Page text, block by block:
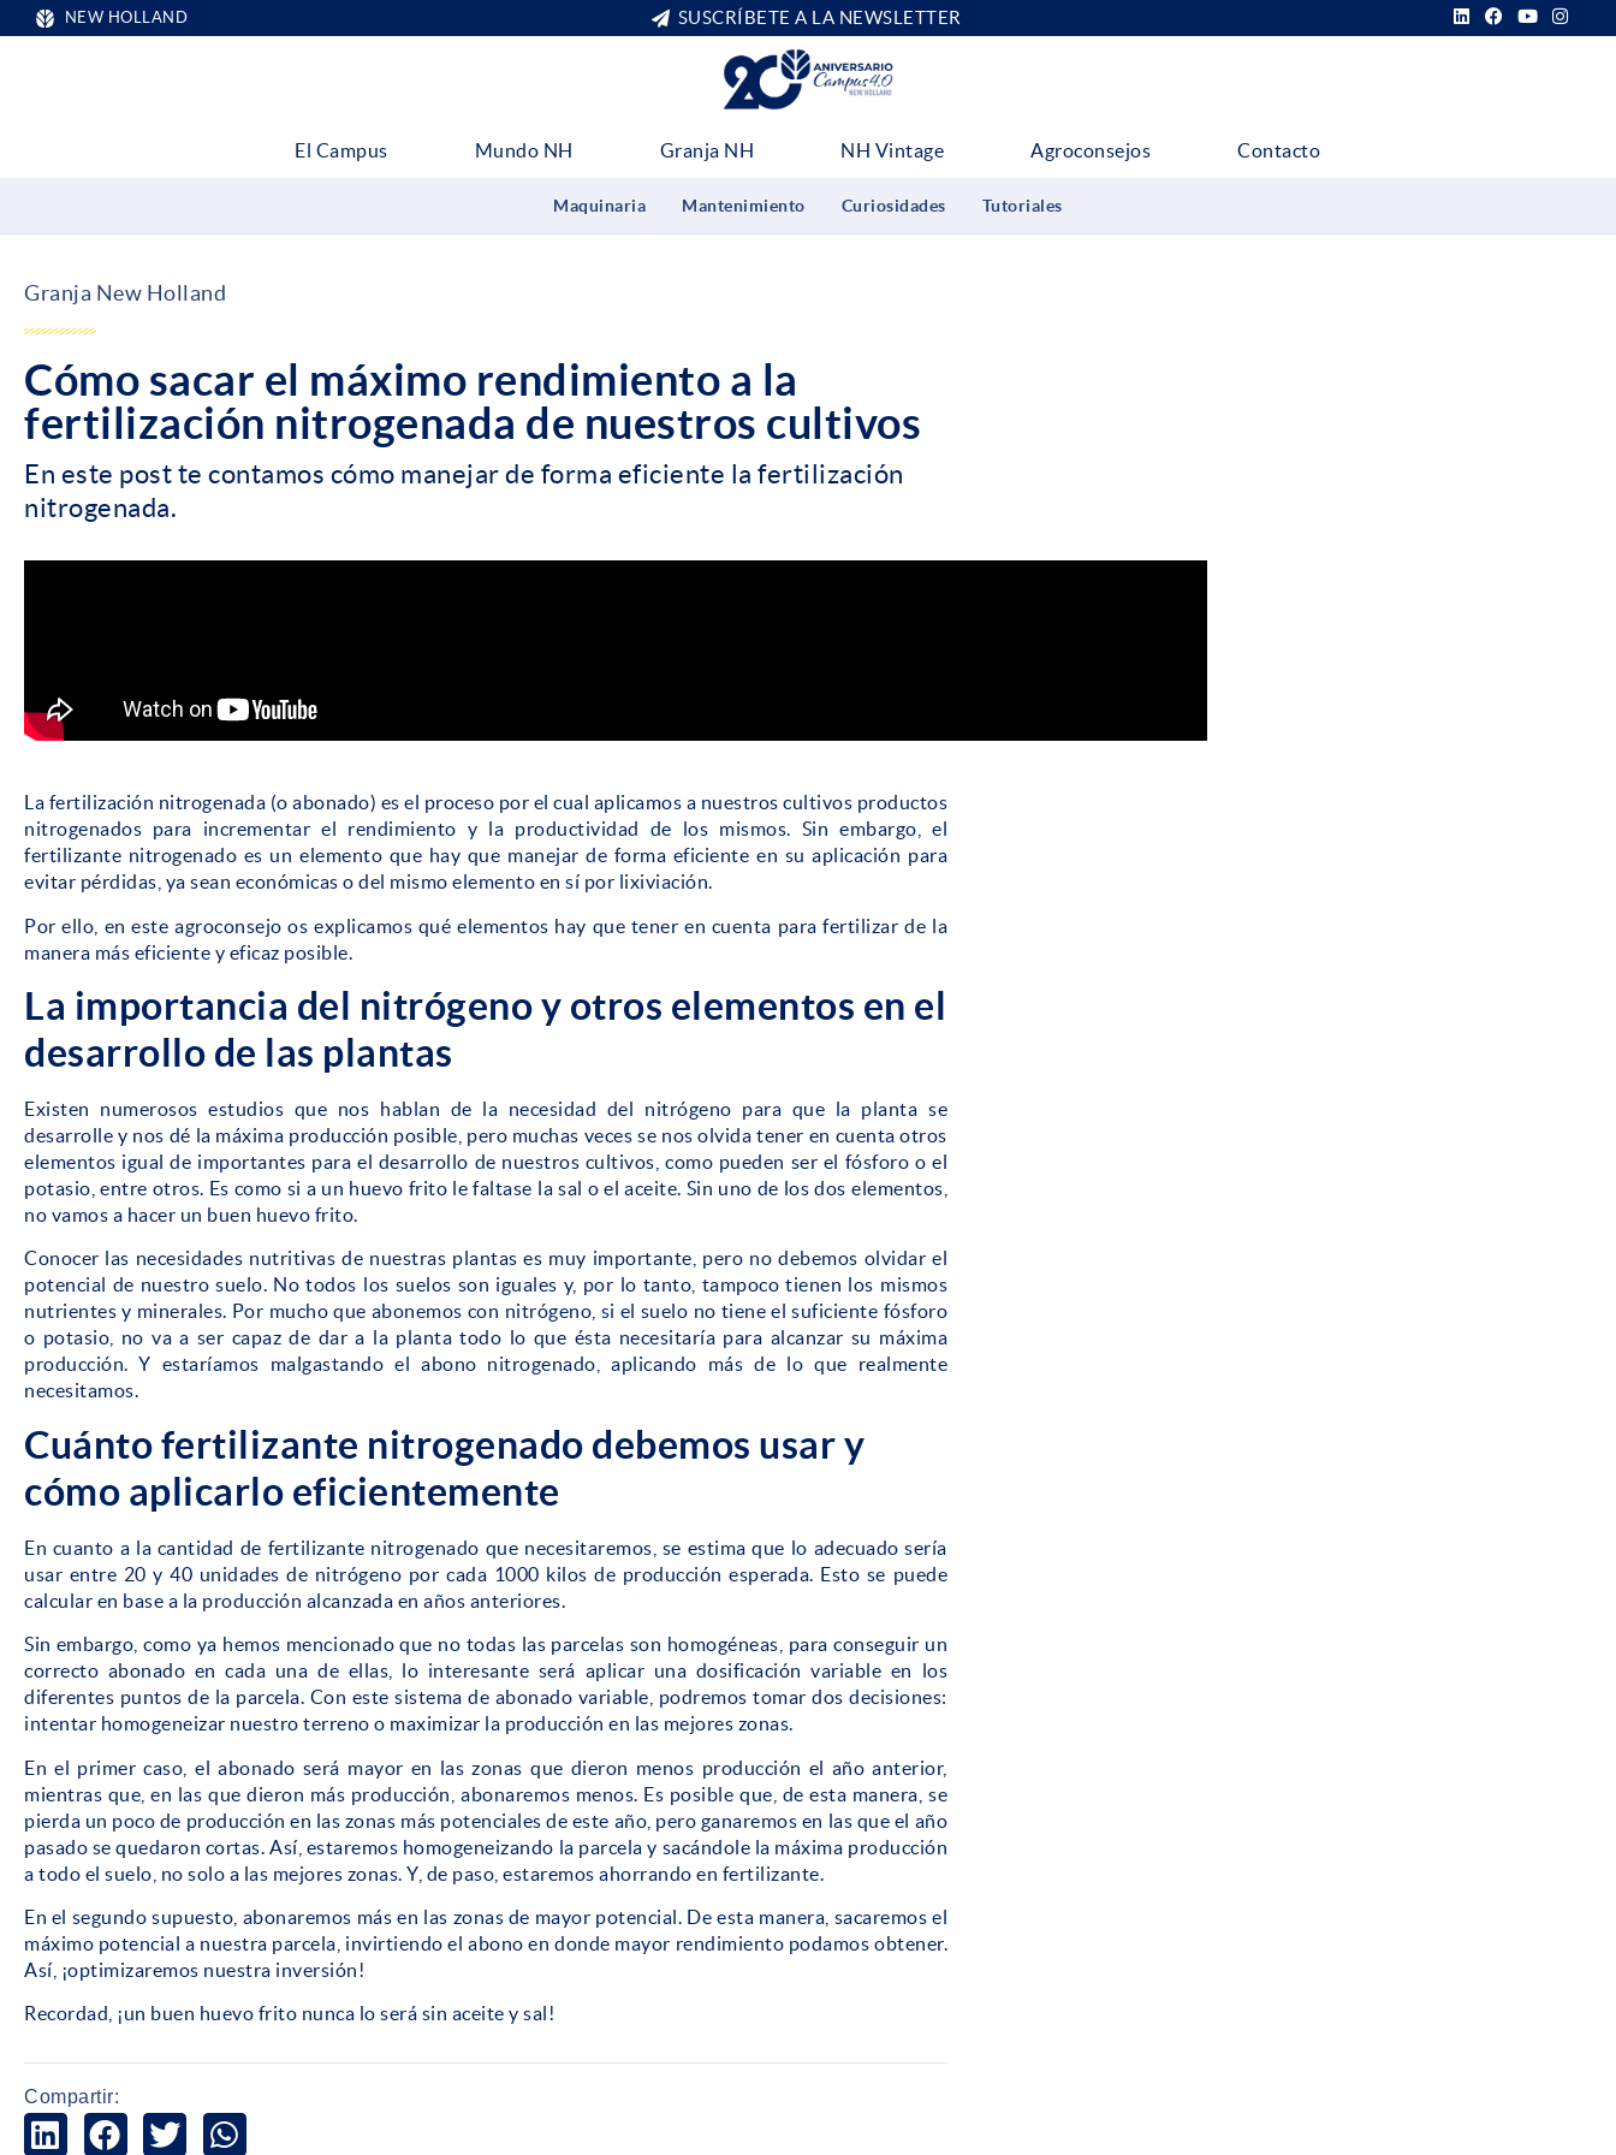
NEW HOLLAND SUSCRÍBETE A LA NEWSLETTER
El Campus Mundo NH Granja NH NH Vintage Agroconsejos Contacto
Maquinaria Mantenimiento Curiosidades Tutoriales
Granja New Holland
Cómo sacar el máximo rendimiento a la
fertilización nitrogenada de nuestros cultivos
En este post te contamos cómo manejar de forma eficiente la fertilización
nitrogenada.
La fertilización nitrogenada (o abonado) es el proceso por el cual aplicamos a nuestros cultivos productos
nitrogenados para incrementar el rendimiento y la productividad de los mismos. Sin embargo, el
fertilizante nitrogenado es un elemento que hay que manejar de forma eficiente en su aplicación para
evitar pérdidas, ya sean económicas o del mismo elemento en sí por lixiviación.
Por ello, en este agroconsejo os explicamos qué elementos hay que tener en cuenta para fertilizar de la
manera más eficiente y eficaz posible.
La importancia del nitrógeno y otros elementos en el
desarrollo de las plantas
Existen numerosos estudios que nos hablan de la necesidad del nitrógeno para que la planta se
desarrolle y nos dé la máxima producción posible, pero muchas veces se nos olvida tener en cuenta otros
elementos igual de importantes para el desarrollo de nuestros cultivos, como pueden ser el fósforo o el
potasio, entre otros. Es como si a un huevo frito le faltase la sal o el aceite. Sin uno de los dos elementos,
no vamos a hacer un buen huevo frito.
Conocer las necesidades nutritivas de nuestras plantas es muy importante, pero no debemos olvidar el
potencial de nuestro suelo. No todos los suelos son iguales y, por lo tanto, tampoco tienen los mismos
nutrientes y minerales. Por mucho que abonemos con nitrógeno, si el suelo no tiene el suficiente fósforo
o potasio, no va a ser capaz de dar a la planta todo lo que ésta necesitaría para alcanzar su máxima
producción. Y estaríamos malgastando el abono nitrogenado, aplicando más de lo que realmente
necesitamos.
Cuánto fertilizante nitrogenado debemos usar y
cómo aplicarlo eficientemente
En cuanto a la cantidad de fertilizante nitrogenado que necesitaremos, se estima que lo adecuado sería
usar entre 20 y 40 unidades de nitrógeno por cada 1000 kilos de producción esperada. Esto se puede
calcular en base a la producción alcanzada en años anteriores.
Sin embargo, como ya hemos mencionado que no todas las parcelas son homogéneas, para conseguir un
correcto abonado en cada una de ellas, lo interesante será aplicar una dosificación variable en los
diferentes puntos de la parcela. Con este sistema de abonado variable, podremos tomar dos decisiones:
intentar homogeneizar nuestro terreno o maximizar la producción en las mejores zonas.
En el primer caso, el abonado será mayor en las zonas que dieron menos producción el año anterior,
mientras que, en las que dieron más producción, abonaremos menos. Es posible que, de esta manera, se
pierda un poco de producción en las zonas más potenciales de este año, pero ganaremos en las que el año
pasado se quedaron cortas. Así, estaremos homogeneizando la parcela y sacándole la máxima producción
a todo el suelo, no solo a las mejores zonas. Y, de paso, estaremos ahorrando en fertilizante.
En el segundo supuesto, abonaremos más en las zonas de mayor potencial. De esta manera, sacaremos el
máximo potencial a nuestra parcela, invirtiendo el abono en donde mayor rendimiento podamos obtener.
Así, ¡optimizaremos nuestra inversión!
Recordad, ¡un buen huevo frito nunca lo será sin aceite y sal!
Compartir: